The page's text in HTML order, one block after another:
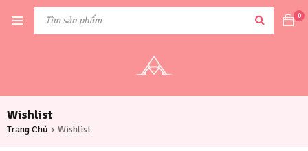
0
Wishlist
Trang Chủ › Wishlist